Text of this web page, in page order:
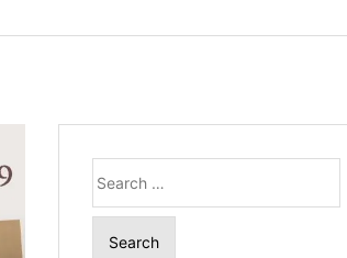
for: